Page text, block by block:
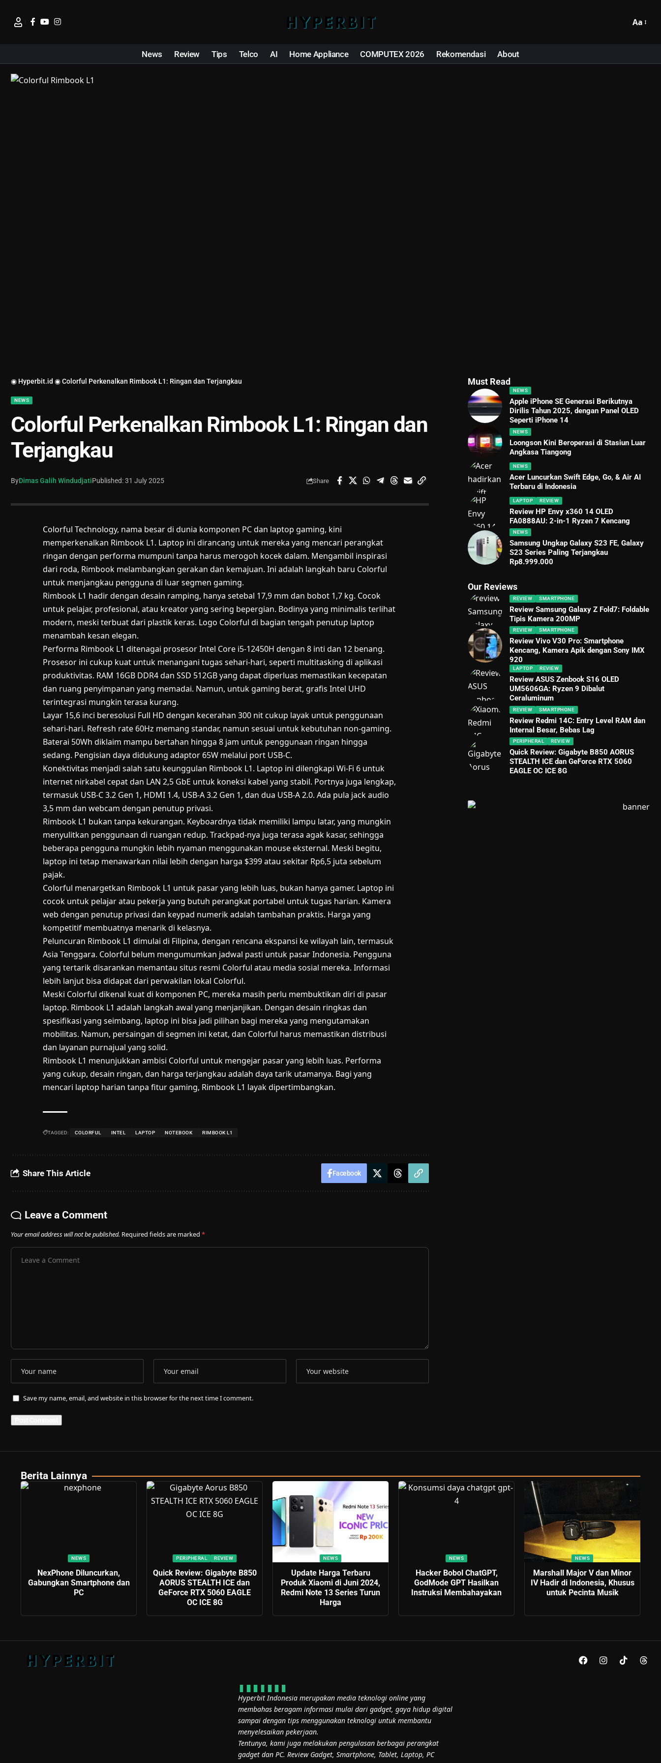
Aa
News Review Tips Telco AI Home Appliance COMPUTEX 2026 Rekomendasi About
◉ Hyperbit.id ◉Colorful Perkenalkan Rimbook L1: Ringan dan Terjangkau
NEWS
Colorful Perkenalkan Rimbook L1: Ringan dan
Terjangkau
ByDimas Galih WindudjatiPublished: 31 July 2025 Share
Colorful Technology, nama besar di dunia komponen PC dan laptop gaming, kini
memperkenalkan Rimbook L1. Laptop ini dirancang untuk mereka yang mencari perangkat
ringan dengan performa mumpuni tanpa harus merogoh kocek dalam. Mengambil inspirasi
dari roda, Rimbook melambangkan gerakan dan kemajuan. Ini adalah langkah baru Colorful
untuk menjangkau pengguna di luar segmen gaming.
Rimbook L1 hadir dengan desain ramping, hanya setebal 17,9 mm dan bobot 1,7 kg. Cocok
untuk pelajar, profesional, atau kreator yang sering bepergian. Bodinya yang minimalis terlihat
modern, meski terbuat dari plastik keras. Logo Colorful di bagian tengah penutup laptop
menambah kesan elegan.
Performa Rimbook L1 ditenagai prosesor Intel Core i5-12450H dengan 8 inti dan 12 benang.
Prosesor ini cukup kuat untuk menangani tugas sehari-hari, seperti multitasking di aplikasi
produktivitas. RAM 16GB DDR4 dan SSD 512GB yang dapat diperluas memastikan kecepatan
dan ruang penyimpanan yang memadai. Namun, untuk gaming berat, grafis Intel UHD
terintegrasi mungkin terasa kurang.
Layar 15,6 inci beresolusi Full HD dengan kecerahan 300 nit cukup layak untuk penggunaan
sehari-hari. Refresh rate 60Hz memang standar, namun sesuai untuk kebutuhan non-gaming.
Baterai 50Wh diklaim mampu bertahan hingga 8 jam untuk penggunaan ringan hingga
sedang. Pengisian daya didukung adaptor 65W melalui port USB-C.
Konektivitas menjadi salah satu keunggulan Rimbook L1. Laptop ini dilengkapi Wi-Fi 6 untuk
internet nirkabel cepat dan LAN 2,5 GbE untuk koneksi kabel yang stabil. Portnya juga lengkap,
termasuk USB-C 3.2 Gen 1, HDMI 1.4, USB-A 3.2 Gen 1, dan dua USB-A 2.0. Ada pula jack audio
3,5 mm dan webcam dengan penutup privasi.
Rimbook L1 bukan tanpa kekurangan. Keyboardnya tidak memiliki lampu latar, yang mungkin
menyulitkan penggunaan di ruangan redup. Trackpad-nya juga terasa agak kasar, sehingga
beberapa pengguna mungkin lebih nyaman menggunakan mouse eksternal. Meski begitu,
laptop ini tetap menawarkan nilai lebih dengan harga $399 atau sekitar Rp6,5 juta sebelum
pajak.
Colorful menargetkan Rimbook L1 untuk pasar yang lebih luas, bukan hanya gamer. Laptop ini
cocok untuk pelajar atau pekerja yang butuh perangkat portabel untuk tugas harian. Kamera
web dengan penutup privasi dan keypad numerik adalah tambahan praktis. Harga yang
kompetitif membuatnya menarik di kelasnya.
Peluncuran Rimbook L1 dimulai di Filipina, dengan rencana ekspansi ke wilayah lain, termasuk
Asia Tenggara. Colorful belum mengumumkan jadwal pasti untuk pasar Indonesia. Pengguna
yang tertarik disarankan memantau situs resmi Colorful atau media sosial mereka. Informasi
lebih lanjut bisa didapat dari perwakilan lokal Colorful.
Meski Colorful dikenal kuat di komponen PC, mereka masih perlu membuktikan diri di pasar
laptop. Rimbook L1 adalah langkah awal yang menjanjikan. Dengan desain ringkas dan
spesifikasi yang seimbang, laptop ini bisa jadi pilihan bagi mereka yang mengutamakan
mobilitas. Namun, persaingan di segmen ini ketat, dan Colorful harus memastikan distribusi
dan layanan purnajual yang solid.
Rimbook L1 menunjukkan ambisi Colorful untuk mengejar pasar yang lebih luas. Performa
yang cukup, desain ringan, dan harga terjangkau adalah daya tarik utamanya. Bagi yang
mencari laptop harian tanpa fitur gaming, Rimbook L1 layak dipertimbangkan.
TAGGED: COLORFUL INTEL LAPTOP NOTEBOOK RIMBOOK L1
Share This Article Facebook
Leave a Comment
Your email address will not be published. Required fields are marked *
Save my name, email, and website in this browser for the next time I comment.
Must Read
NEWS
Apple iPhone SE Generasi Berikutnya
Dirilis Tahun 2025, dengan Panel OLED
Seperti iPhone 14
NEWS
Loongson Kini Beroperasi di Stasiun Luar
Angkasa Tiangong
NEWS
Acer Luncurkan Swift Edge, Go, & Air AI
Terbaru di Indonesia
LAPTOP REVIEW
Review HP Envy x360 14 OLED
FA0888AU: 2-in-1 Ryzen 7 Kencang
NEWS
Samsung Ungkap Galaxy S23 FE, Galaxy
S23 Series Paling Terjangkau
Rp8.999.000
Our Reviews
REVIEW SMARTPHONE
Review Samsung Galaxy Z Fold7: Foldable
Tipis Kamera 200MP
REVIEW SMARTPHONE
Review Vivo V30 Pro: Smartphone
Kencang, Kamera Apik dengan Sony IMX
920
LAPTOP REVIEW
Review ASUS Zenbook S16 OLED
UM5606GA: Ryzen 9 Dibalut
Ceraluminum
REVIEW SMARTPHONE
Review Redmi 14C: Entry Level RAM dan
Internal Besar, Bebas Lag
PERIPHERAL REVIEW
Quick Review: Gigabyte B850 AORUS
STEALTH ICE dan GeForce RTX 5060
EAGLE OC ICE 8G
Berita Lainnya
NEWS
NexPhone Diluncurkan,
Gabungkan Smartphone dan
PC
PERIPHERAL REVIEW
Quick Review: Gigabyte B850
AORUS STEALTH ICE dan
GeForce RTX 5060 EAGLE
OC ICE 8G
NEWS
Update Harga Terbaru
Produk Xiaomi di Juni 2024,
Redmi Note 13 Series Turun
Harga
NEWS
Hacker Bobol ChatGPT,
GodMode GPT Hasilkan
Instruksi Membahayakan
NEWS
Marshall Major V dan Minor
IV Hadir di Indonesia, Khusus
untuk Pecinta Musik
Hyperbit Indonesia merupakan media teknologi online yang
membahas beragam informasi mulai dari gadget, gaya hidup digital
sampai dengan tips menggunakan teknologi untuk membantu
menyelesaikan pekerjaan.
Tentunya, kami juga melakukan pengulasan berbagai perangkat
gadget dan PC. Review Gadget, Smartphone, Tablet, Laptop, PC